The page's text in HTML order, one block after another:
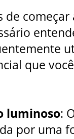
de
que
luminoso:
por uma